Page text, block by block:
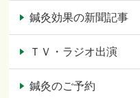
鍼灸効果の新聞記事
ＴＶ・ラジオ出演
鍼灸のご予約